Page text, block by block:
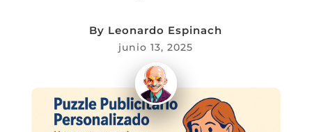
By Leonardo Espinach
junio 13, 2025